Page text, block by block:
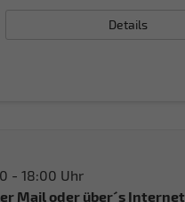
Details
- 18:00 Uhr
Mail oder über´s Internet